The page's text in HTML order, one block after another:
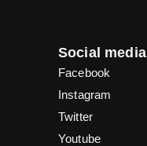
Social media
Facebook
Instagram
Twitter
Youtube